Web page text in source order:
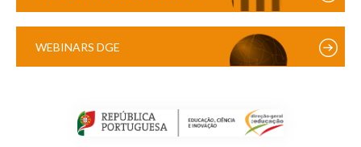
WEBINARS DGE